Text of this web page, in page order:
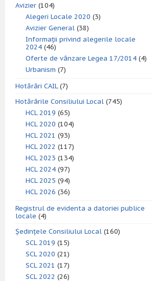
Avizier (104)
Alegeri Locale 2020 (3)
Avizier General (38)
Informații privind alegerile locale
2024 (46)
Oferte de vânzare Legea 17/2014 (4)
Urbanism (7)
Hotărâri CAIL(7)
Hotărârile Consiliului Local (745)
HCL 2019 (65)
HCL 2020 (104)
HCL 2021 (93)
HCL 2022 (117)
HCL 2023 (134)
HCL 2024 (97)
HCL 2025 (94)
HCL 2026 (36)
Registrul de evidenta a datoriei publice
locale (4)
Ședințele Consiliului Local (160)
SCL 2019 (15)
SCL 2020 (21)
SCL 2021 (17)
SCL 2022 (26)